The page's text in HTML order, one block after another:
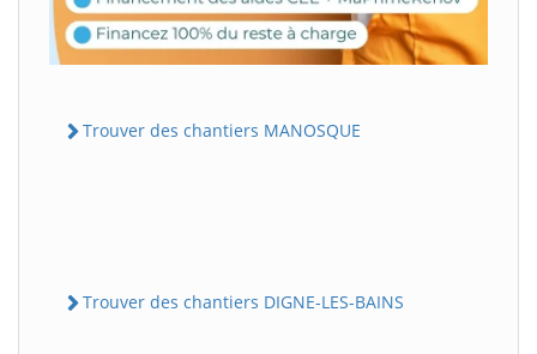
Trouver des chantiers MANOSQUE
Trouver des chantiers DIGNE-LES-BAINS